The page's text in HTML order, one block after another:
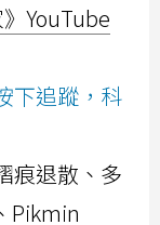
YouTube
下追蹤，科
痕退散、多
Pikmin